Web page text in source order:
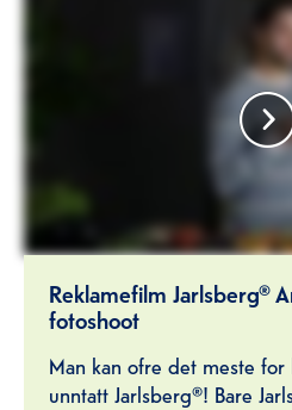
Reklamefilm Jarlsberg®
fotoshoot
Man kan ofre det meste
unntatt Jarlsberg®! Bare